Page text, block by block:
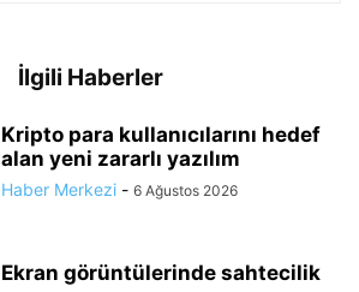
İlgili Haberler
Kripto para kullanıcılarını hedef
alan yeni zararlı yazılım
Haber Merkezi - 6 Ağustos 2026
Ekran görüntülerinde sahtecilik